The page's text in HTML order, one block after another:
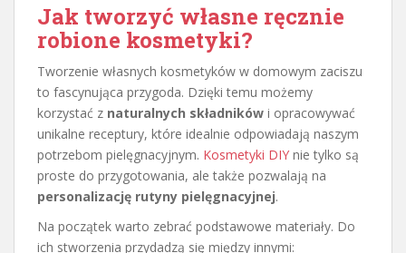
Jak tworzyć własne ręcznie
robione kosmetyki?
Tworzenie własnych kosmetyków w domowym zaciszu
to fascynująca przygoda. Dzięki temu możemy
korzystać z naturalnych składników i opracowywać
unikalne receptury, które idealnie odpowiadają naszym
potrzebom pielęgnacyjnym. Kosmetyki DIY nie tylko są
proste do przygotowania, ale także pozwalają na
personalizację rutyny pielęgnacyjnej.
Na początek warto zebrać podstawowe materiały. Do
ich stworzenia przydadzą się między innymi: